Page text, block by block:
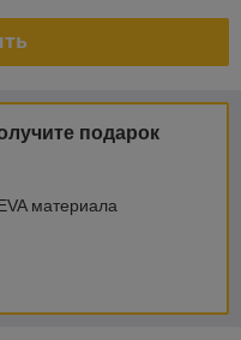
подарок
материала